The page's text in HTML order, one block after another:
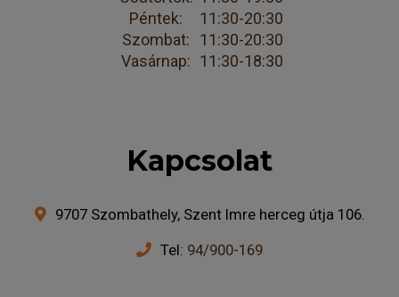
Péntek:
11:30-20:30
Szombat:
11:30-20:30
Vasárnap: 11:30-18:30
Kapcsolat
9707 Szombathely, Szent Imre herceg útja 106.
Tel: 94/900-169